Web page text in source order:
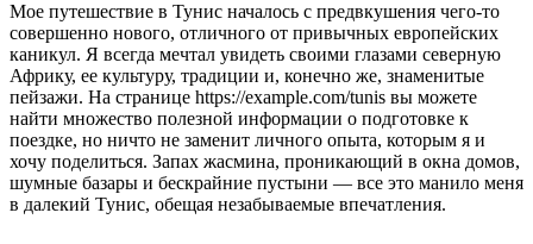
Мое путешествие в Тунис началось с предвкушения чего-то
совершенно нового, отличного от привычных европейских
каникул. Я всегда мечтал увидеть своими глазами северную
Африку, ее культуру, традиции и, конечно же, знаменитые
пейзажи. На странице https://example.com/tunis вы можете
найти множество полезной информации о подготовке к
поездке, но ничто не заменит личного опыта, которым я и
хочу поделиться. Запах жасмина, проникающий в окна домов,
шумные базары и бескрайние пустыни — все это манило меня
в далекий Тунис, обещая незабываемые впечатления.